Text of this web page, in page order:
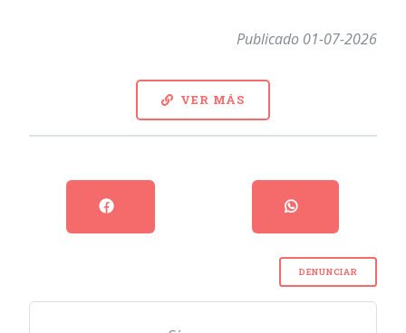
Publicado 01-07-2026
VER MÁS
DENUNCIAR